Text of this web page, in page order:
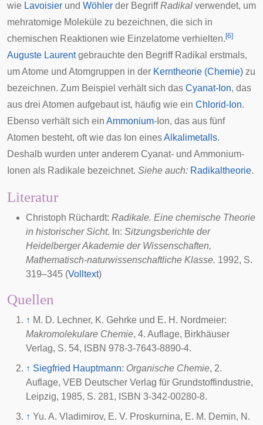
wie Lavoisier und Wöhler der BegriffRadikal verwendet, um
mehratomige Moleküle zu bezeichnen, die sich in
chemischen Reaktionen wie Einzelatome verhielten. [6]
Auguste Laurentgebrauchte den Begriff Radikal erstmals,
um Atome und Atomgruppen in der Kerntheorie (Chemie) zu
bezeichnen. Zum Beispiel verhält sich das Cyanat-Ion, das
aus drei Atomen aufgebaut ist, häufig wie ein Chlorid-Ion.
Ebenso verhält sich ein Ammonium-Ion, das aus fünf
Atomen besteht, oft wie das Ion einesAlkalimetalls.
Deshalb wurden unter anderem Cyanat- und Ammonium-
Ionen als Radikale bezeichnet. Siehe auch: Radikaltheorie.
Literatur
Christoph Rüchardt: Radikale. Eine chemische Theorie
in historischer Sicht. In: Sitzungsberichte der
Heidelberger Akademie der Wissenschaften,
Mathematisch-naturwissenschaftliche Klasse. 1992, S.
319–345 (Volltext)
Quellen
↑ M. D. Lechner, K. Gehrke und E. H. Nordmeier:
Makromolekulare Chemie, 4. Auflage, Birkhäuser
Verlag, S. 54, ISBN 978-3-7643-8890-4.
↑ Siegfried Hauptmann: Organische Chemie, 2.
Auflage, VEB Deutscher Verlag für Grundstoffindustrie,
Leipzig, 1985, S. 281, ISBN 3-342-00280-8.
↑ Yu. A. Vladimirov, E. V. Proskurnina, E. M. Demin, N.